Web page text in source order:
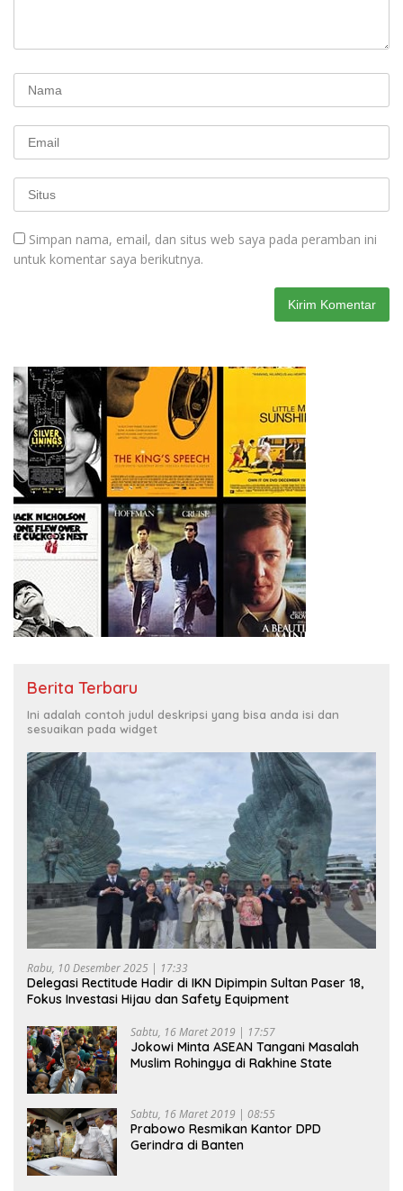
Simpan nama, email, dan situs web saya pada peramban ini
untuk komentar saya berikutnya.
Berita Terbaru
Ini adalah contoh judul deskripsi yang bisa anda isi dan
sesuaikan pada widget
Rabu, 10 Desember 2025 | 17:33
Delegasi Rectitude Hadir di IKN Dipimpin Sultan Paser 18,
Fokus Investasi Hijau dan Safety Equipment
Sabtu, 16 Maret 2019 | 17:57
Jokowi Minta ASEAN Tangani Masalah
Muslim Rohingya di Rakhine State
Sabtu, 16 Maret 2019 | 08:55
Prabowo Resmikan Kantor DPD
Gerindra di Banten